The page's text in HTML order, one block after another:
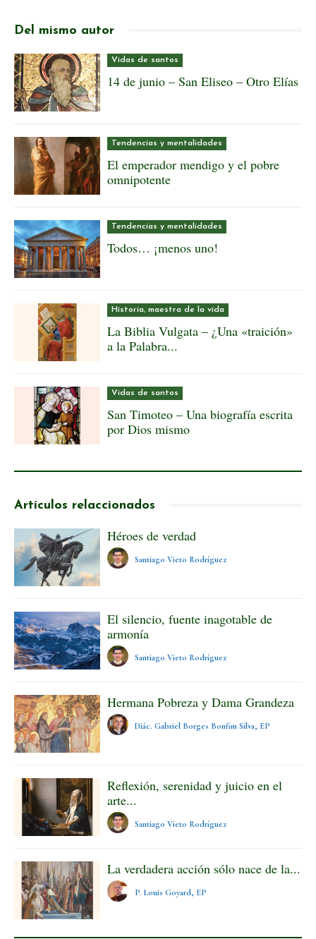
Del mismo autor
Vidas de santos
14 de junio – San Eliseo – Otro Elías
Tendencias y mentalidades
El emperador mendigo y el pobre
omnipotente
Tendencias y mentalidades
Todos… ¡menos uno!
Historia, maestra de la vida
La Biblia Vulgata – ¿Una «traición»
a la Palabra...
Vidas de santos
San Timoteo – Una biografía escrita
por Dios mismo
Artículos relaccionados
Héroes de verdad
Santiago Vieto Rodríguez
El silencio, fuente inagotable de
armonía
Santiago Vieto Rodríguez
Hermana Pobreza y Dama Grandeza
Diác. Gabriel Borges Bonfim Silva, EP
Reflexión, serenidad y juicio en el
arte...
Santiago Vieto Rodríguez
La verdadera acción sólo nace de la...
P. Louis Goyard, EP